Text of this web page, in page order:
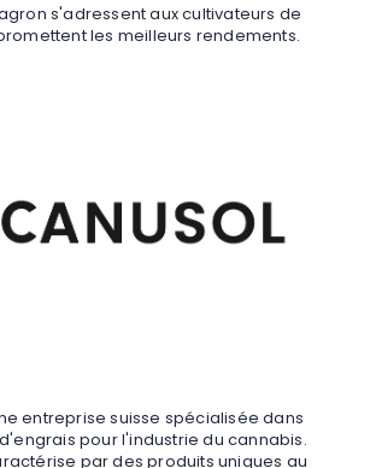
s'adressent aux cultivateurs de
les meilleurs rendements.
entreprise suisse spécialisée dans
pour l'industrie du cannabis.
par des produits uniques au